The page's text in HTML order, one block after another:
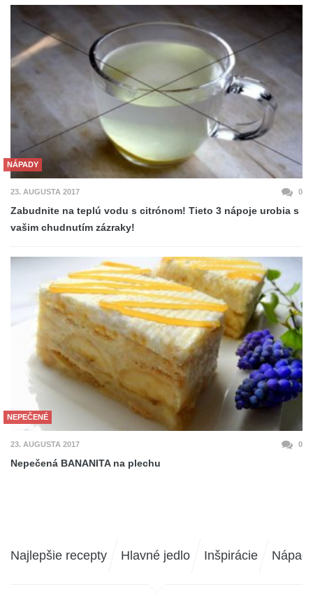
NÁPADY
23. AUGUSTA 2017 0
Zabudnite na teplú vodu s citrónom! Tieto 3 nápoje urobia s
vašim chudnutím zázraky!
NEPEČENÉ
23. AUGUSTA 2017 0
Nepečená BANANITA na plechu
Najlepšie recepty Hlavné jedlo Inšpirácie